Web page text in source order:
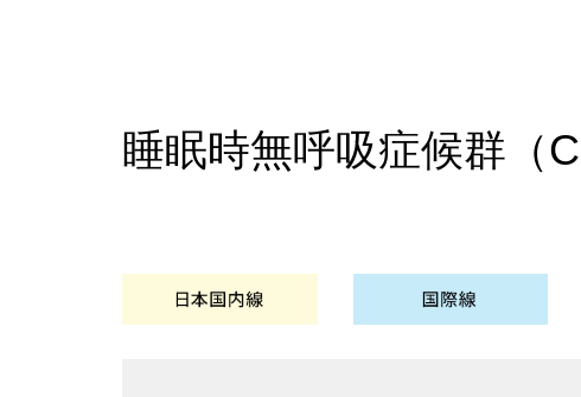
睡眠時無呼吸症候群（